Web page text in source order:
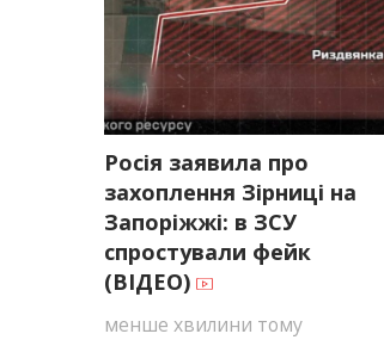
Росія заявила про
захоплення Зірниці на
Запоріжжі: в ЗСУ
спростували фейк
(ВІДЕО)
менше хвилини тому